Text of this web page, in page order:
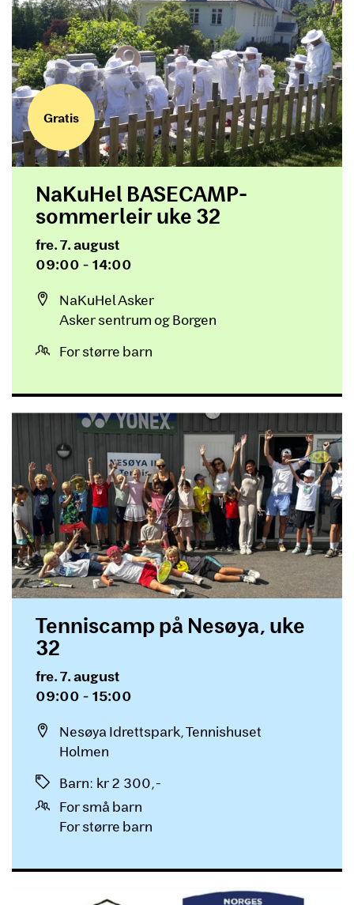
Gratis
NaKuHel BASECAMP-
sommerleir uke 32
fre. 7. august
09:00 - 14:00
NaKuHel Asker
Asker sentrum og Borgen
For større barn
Tenniscamp på Nesøya, uke
32
fre. 7. august
09:00 - 15:00
Nesøya Idrettspark, Tennishuset
Holmen
Barn: kr 2 300,-
For små barn
For større barn